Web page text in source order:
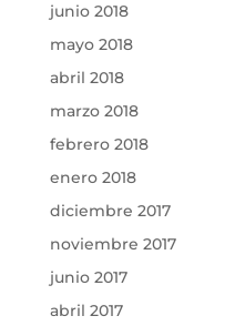
junio 2018
mayo 2018
abril 2018
marzo 2018
febrero 2018
enero 2018
diciembre 2017
noviembre 2017
junio 2017
abril 2017